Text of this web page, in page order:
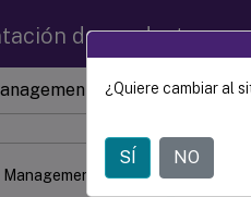
de productos
Este
¿Quiere cambiar al
SÍ NO